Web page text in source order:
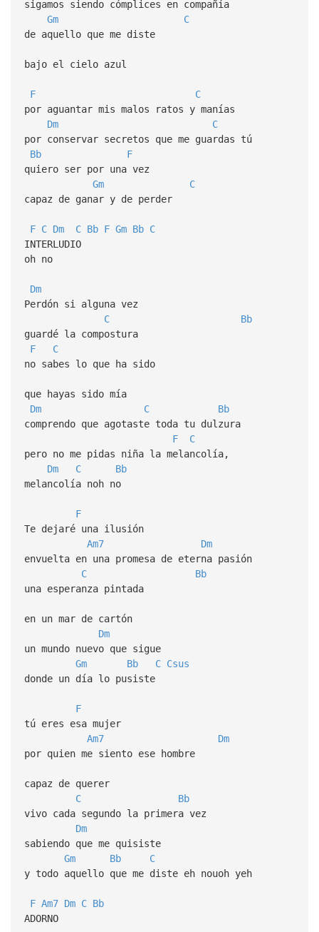
sigamos siendo cómplices en compañía
Gm
C
de aquello que me diste
bajo el cielo azul
F
C
por aguantar mis malos ratos y manías
Dm
C
por conservar secretos que me guardas tú
Bb
F
quiero ser por una vez
Gm
C
capaz de ganar y de perder
F C Dm C Bb F Gm Bb C
INTERLUDIO
oh no
Dm
Perdón si alguna vez
C
Bb
guardé la compostura
F
C
no sabes lo que ha sido
que hayas sido mía
Dm
C
Bb
comprendo que agotaste toda tu dulzura
F
C
pero no me pidas niña la melancolía,
Dm
C
Bb
melancolía noh no
F
Te dejaré una ilusión
Am7
Dm
envuelta en una promesa de eterna pasión
C
Bb
una esperanza pintada
en un mar de cartón
Dm
un mundo nuevo que sigue
Gm
Bb C Csus
donde un día lo pusiste
F
tú eres esa mujer
Am7
Dm
por quien me siento ese hombre
capaz de querer
C
Bb
vivo cada segundo la primera vez
Dm
sabiendo que me quisiste
Gm
Bb
C
y todo aquello que me diste eh nouoh yeh
F Am7 Dm C Bb
ADORNO